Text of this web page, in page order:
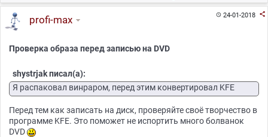
24-01-2018 
profi-max
Проверка образа перед записью на DVD
shystrjak писал(а):
Я распаковал винраром, перед этим конвертировал KFE
Перед тем как записать на диск, проверяйте своё творчество в
программе KFE. Это поможет не испортить много болванок
DVD